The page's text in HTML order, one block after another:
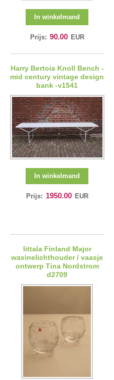
In winkelmand
Prijs: 90.00 EUR
Harry Bertoia Knoll Bench -
mid century vintage design
bank -v1541
In winkelmand
Prijs: 1950.00 EUR
Iittala Finland Major
waxinelichthouder / vaasje
ontwerp Tina Nordstrom
d2709